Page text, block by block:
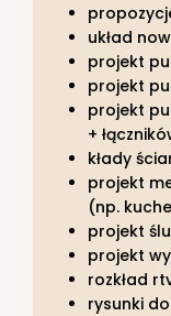
układ
projekt
projekt
projekt
+
kłady
projekt
(np.
projekt
projekt
rozkład
rysunki